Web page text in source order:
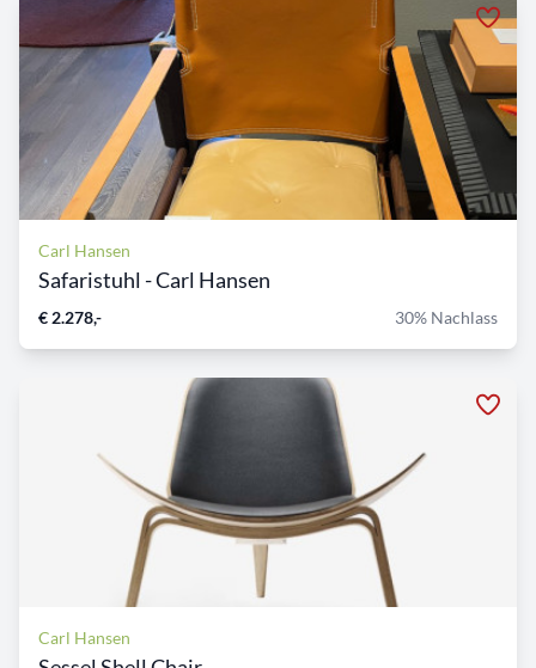
Carl Hansen
Safaristuhl - Carl Hansen
€ 2.278,- 30% Nachlass
Carl Hansen